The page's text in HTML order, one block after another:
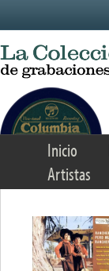
Inicio
Artistas